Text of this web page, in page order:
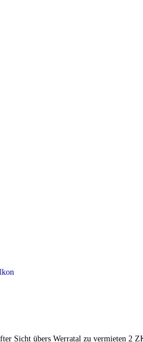
Sicht übers Werratal zu vermieten 2